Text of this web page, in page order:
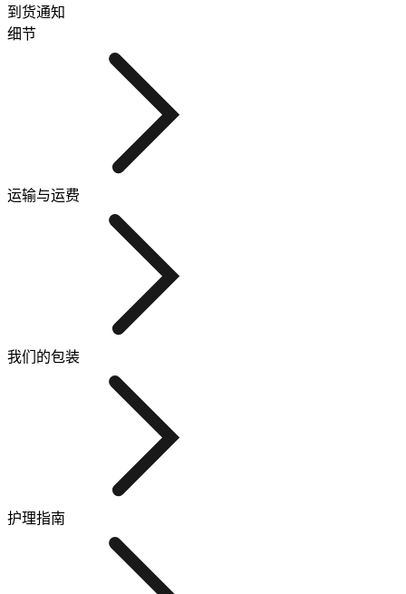
到货通知
细节
运输与运费
我们的包装
护理指南